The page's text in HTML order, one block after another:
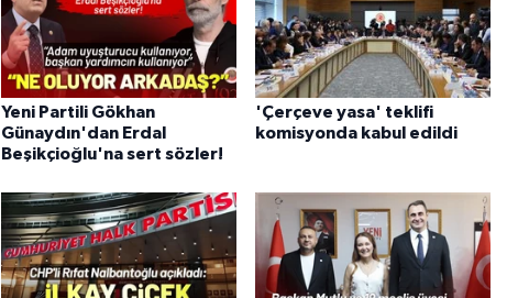
Yeni Partili Gökhan
Günaydın'dan Erdal
Beşikçioğlu'na sert sözler!
'Çerçeve yasa' teklifi
komisyonda kabul edildi